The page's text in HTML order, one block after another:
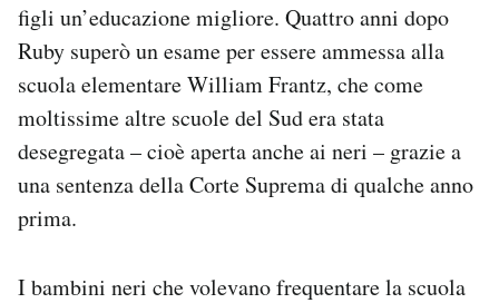
figli un’educazione migliore. Quattro anni dopo
Ruby superò un esame per essere ammessa alla
scuola elementare William Frantz, che come
moltissime altre scuole del Sud era stata
desegregata – cioè aperta anche ai neri – grazie a
una sentenza della Corte Suprema di qualche anno
prima.
I bambini neri che volevano frequentare la scuola